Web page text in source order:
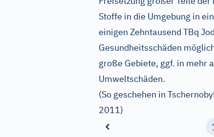
Stoffe in die Umgebung in
einigen Zehntausend TBq
Gesundheitsschäden
große Gebiete, ggf. in mehr
Umweltschäden.
(So geschehen in
2011)